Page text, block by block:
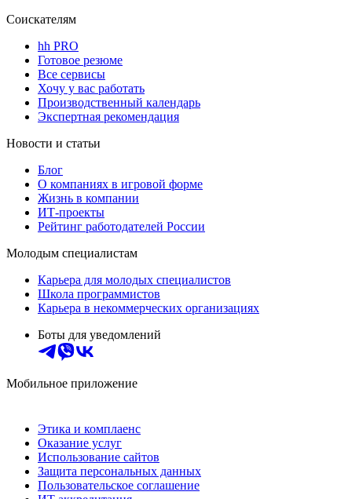
Соискателям
hh PRO
Готовое резюме
Все сервисы
Хочу у вас работать
Производственный календарь
Экспертная рекомендация
Новости и статьи
Блог
О компаниях в игровой форме
Жизнь в компании
ИТ-проекты
Рейтинг работодателей России
Молодым специалистам
Карьера для молодых специалистов
Школа программистов
Карьера в некоммерческих организациях
Боты для уведомлений
Мобильное приложение
Этика и комплаенс
Оказание услуг
Использование сайтов
Защита персональных данных
Пользовательское соглашение